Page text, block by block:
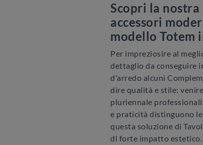
Scopri la
accessori
modello Totem
Per impreziosire al
dettaglio da conseguire
d'arredo alcuni
dire qualità e stile:
pluriennale
e praticità distinguono
questa soluzione di
di forte impatto